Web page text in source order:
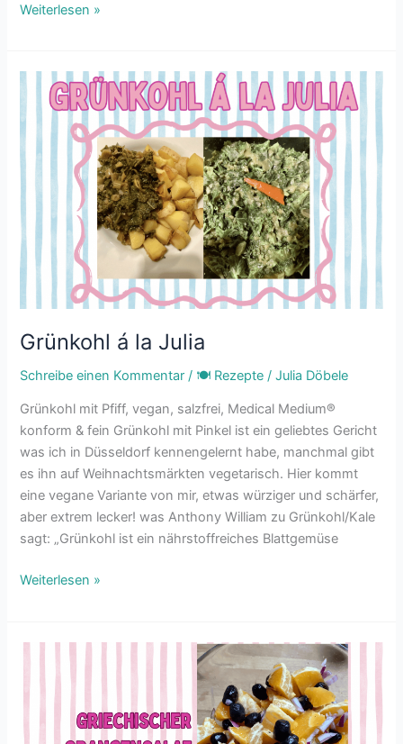
Weiterlesen »
Grünkohl á la Julia
Schreibe einen Kommentar / 🍽 Rezepte /Julia Döbele
Grünkohl mit Pfiff, vegan, salzfrei, Medical Medium®
konform & fein Grünkohl mit Pinkel ist ein geliebtes Gericht
was ich in Düsseldorf kennengelernt habe, manchmal gibt
es ihn auf Weihnachtsmärkten vegetarisch. Hier kommt
eine vegane Variante von mir, etwas würziger und schärfer,
aber extrem lecker! was Anthony William zu Grünkohl/Kale
sagt: „Grünkohl ist ein nährstoffreiches Blattgemüse
Grünkohl
la
Weiterlesen »
Griechischer